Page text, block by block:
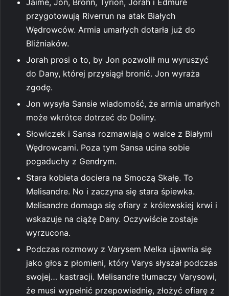
przygotowują Riverrun na atak Białych
Wędrowców. Armia umarłych dotarła już do
Bliźniaków.
Jorah prosi o to, by Jon pozwolił mu wyruszyć
do Dany, której przysiągł bronić. Jon wyraża
zgodę.
Jon wysyła Sansie wiadomość, że armia umarłych
może wkrótce dotrzeć do Doliny.
Słowiczek i Sansa rozmawiają o walce z Białymi
Wędrowcami. Poza tym Sansa ucina sobie
pogaduchy z Gendrym.
Stara kobieta dociera na Smoczą Skałę. To
Melisandre. No i zaczyna się stara śpiewka.
Melisandre domaga się ofiary z królewskiej krwi i
wskazuje na ciążę Dany. Oczywiście zostaje
wyrzucona.
Podczas rozmowy z Varysem Melka ujawnia się
jako głos z płomieni, który Varys słyszał podczas
swojej… kastracji. Melisandre tłumaczy Varysowi,
że musi wypełnić przepowiednię, złożyć ofiarę z